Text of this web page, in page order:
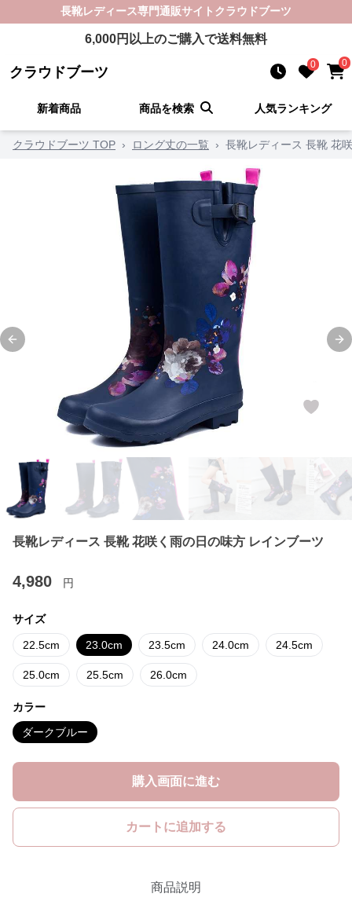
長靴レディース専門通販サイト クラウドブーツ
6,000円以上のご購入で送料無料
クラウドブーツ 0 0
新着商品 商品を検索 人気ランキング
クラウドブーツ TOP › ロング丈の一覧 › 長靴レディース 長靴 花
Previous slide
長靴レディース 長靴 花咲く雨の日の味方 レインブーツ
4,980 円
サイズ
22.5cm 23.0cm 23.5cm 24.0cm 24.5cm
25.0cm 25.5cm 26.0cm
カラー
ダークブルー
購入画面に進む
カートに追加する
商品説明